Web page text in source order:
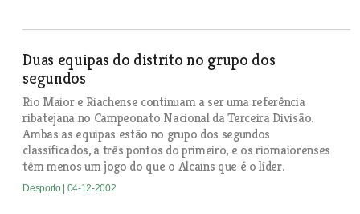
Duas equipas do distrito no grupo dos
segundos
Rio Maior e Riachense continuam a ser uma referência
ribatejana no Campeonato Nacional da Terceira Divisão.
Ambas as equipas estão no grupo dos segundos
classificados, a três pontos do primeiro, e os riomaiorenses
têm menos um jogo do que o Alcains que é o líder.
Desporto | 04-12-2002